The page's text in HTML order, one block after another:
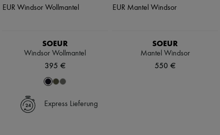
SOEUR
Windsor Wollmantel
395 €
SOEUR
Mantel Windsor
550 €
Express Lieferung